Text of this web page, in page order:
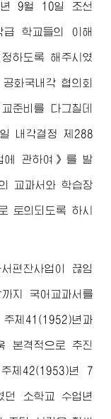
년 9월 10일 조선
급 학교들의 이해
하도록 해주시였
화국내각 협의회
준비를 다그칠데
내각결정 제288
에 관하여》를 발
교과서와 학습장
토의되도록 하시
편찬사업이 끊임
지 국어교과서를
체41(1952)년과
본격적으로 추진
체42(1953)년 7
던 소학교 수업년